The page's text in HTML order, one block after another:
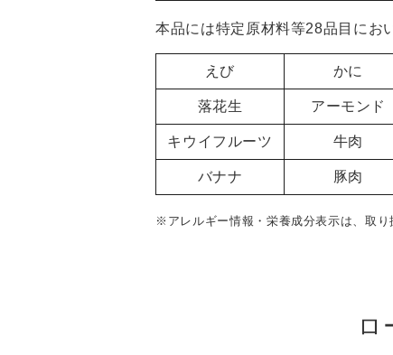
本品には特定原材料等28品目にお
えび かに
落花生 アーモンド
キウイフルーツ 牛肉
バナナ 豚肉
※アレルギー情報・栄養成分表示は、取り
ロ